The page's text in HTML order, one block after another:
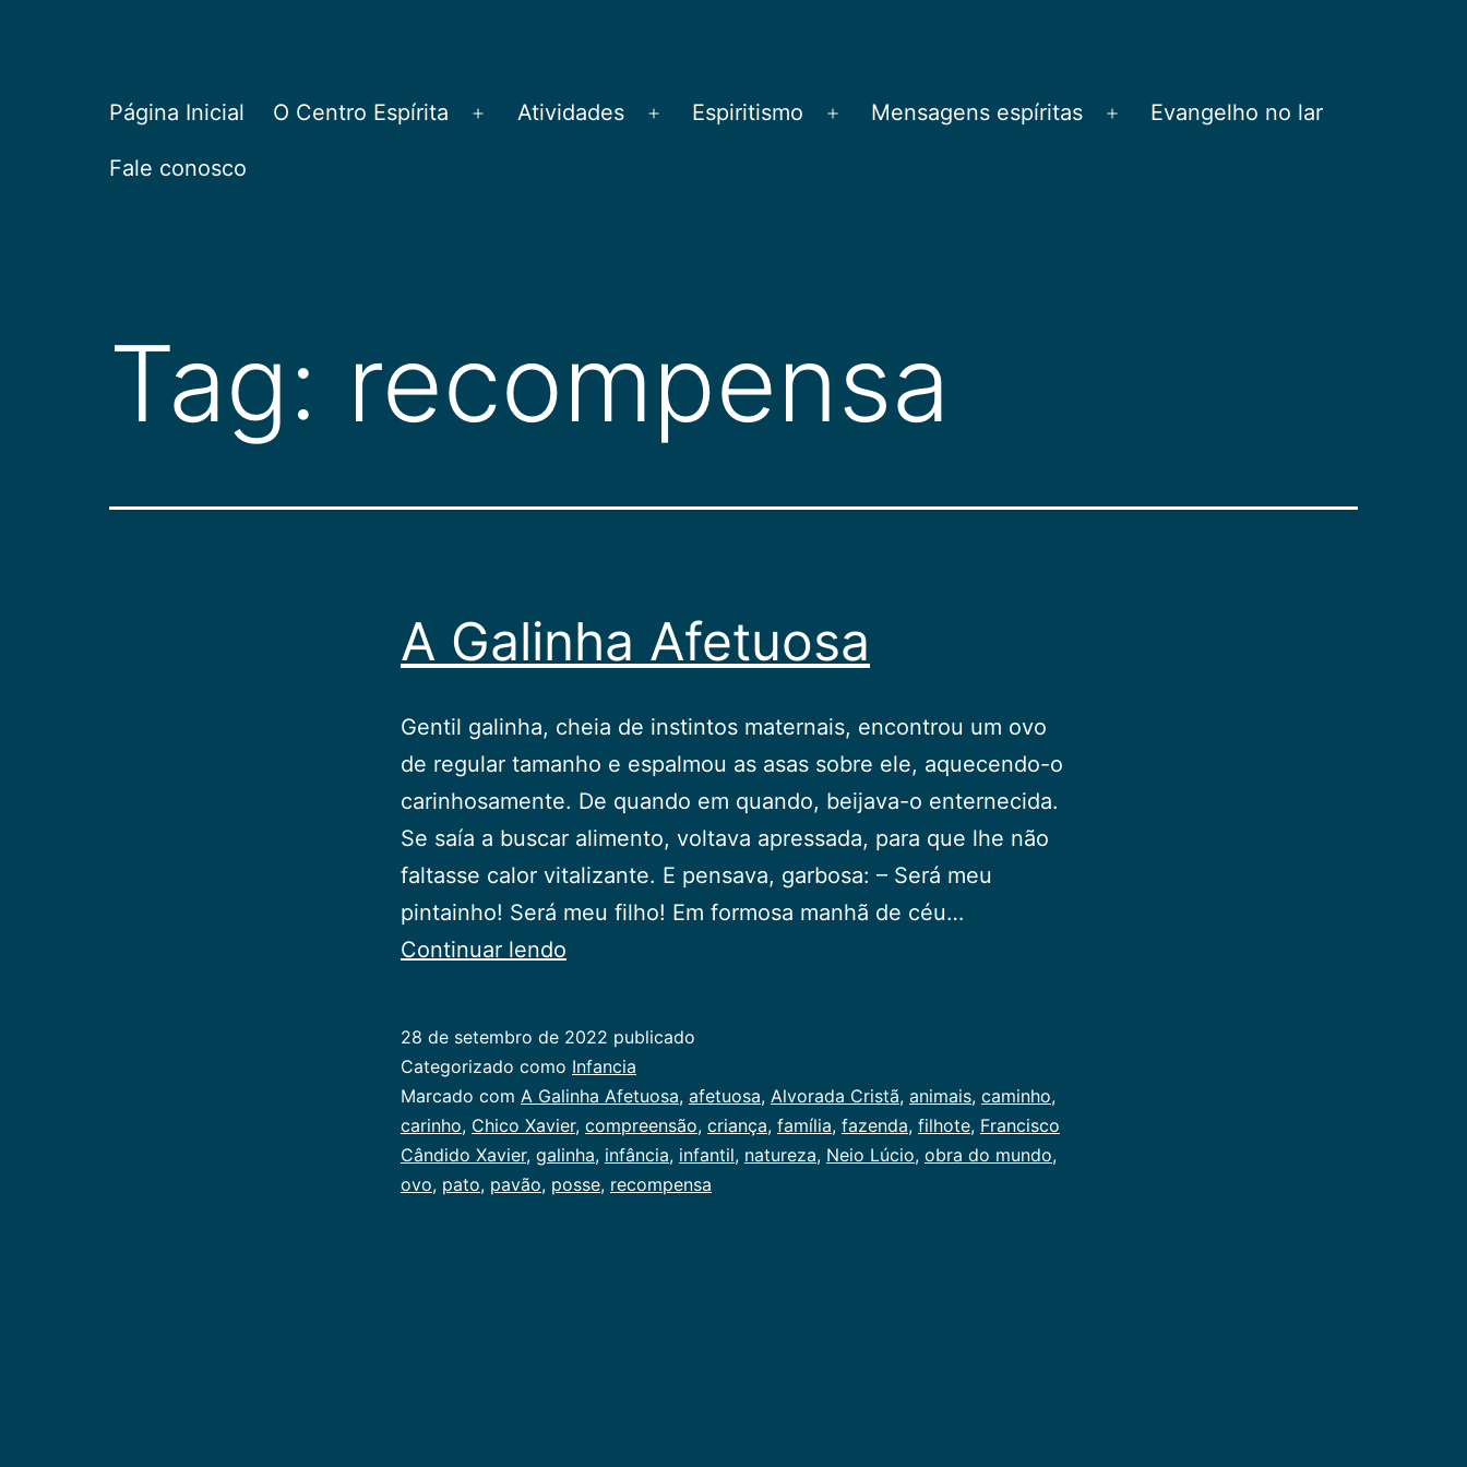
CEPAC
Página Inicial O Centro Espírita
Abrir
Atividades
Abrir
Espiritismo
Abrir
Mensagens espíritas
Abrir
Evangelho no lar
Fale conosco
Tag: recompensa
A Galinha Afetuosa
Gentil galinha, cheia de instintos maternais, encontrou um ovo
de regular tamanho e espalmou as asas sobre ele, aquecendo-o
carinhosamente. De quando em quando, beijava-o enternecida.
Se saía a buscar alimento, voltava apressada, para que lhe não
faltasse calor vitalizante. E pensava, garbosa: – Será meu
pintainho! Será meu filho! Em formosa manhã de céu…
Continuar lendo
28 de setembro de 2022 publicado
Categorizado como Infancia
Marcado com A Galinha Afetuosa, afetuosa, Alvorada Cristã, animais, caminho,
carinho, Chico Xavier, compreensão, criança, família, fazenda, filhote, Francisco
Cândido Xavier, galinha, infância, infantil, natureza, Neio Lúcio, obra do mundo,
ovo, pato, pavão, posse, recompensa